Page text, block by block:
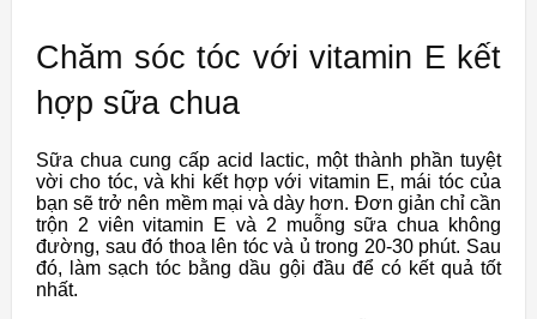
Chăm sóc tóc với vitamin E kết
hợp sữa chua
Sữa chua cung cấp acid lactic, một thành phần tuyệt
vời cho tóc, và khi kết hợp với vitamin E, mái tóc của
bạn sẽ trở nên mềm mại và dày hơn. Đơn giản chỉ cần
trộn 2 viên vitamin E và 2 muỗng sữa chua không
đường, sau đó thoa lên tóc và ủ trong 20-30 phút. Sau
đó, làm sạch tóc bằng dầu gội đầu để có kết quả tốt
nhất.